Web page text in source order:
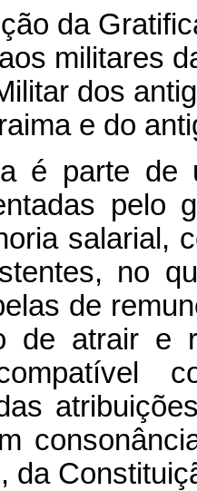
da
militares
dos
e do
é parte de
pelo
salarial,
no
de
de atrair e
da